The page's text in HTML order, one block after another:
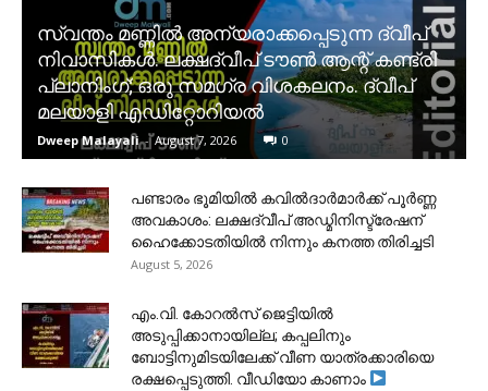
സ്വന്തം മണ്ണിൽ അന്യരാക്കപ്പെടുന്ന ദ്വീപ്
നിവാസികൾ. ലക്ഷദ്വീപ് ടൗൺ ആന്റ് കണ്ട്രി
പ്ലാനിംഗ്; ഒരു സമഗ്ര വിശകലനം. ദ്വീപ്
മലയാളി എഡിറ്റോറിയൽ
Dweep Malayali - August 7, 2026 0
പണ്ടാരം ഭൂമിയിൽ കവിൽദാർമാർക്ക് പൂർണ്ണ
അവകാശം: ലക്ഷദ്വീപ് അഡ്മിനിസ്ട്രേഷന്
ഹൈക്കോടതിയിൽ നിന്നും കനത്ത തിരിച്ചടി
August 5, 2026
​എം.വി. കോറൽസ് ജെട്ടിയിൽ
അടുപ്പിക്കാനായില്ല; കപ്പലിനും
ബോട്ടിനുമിടയിലേക്ക് വീണ യാത്രക്കാരിയെ
രക്ഷപ്പെടുത്തി. വീഡിയോ കാണാം